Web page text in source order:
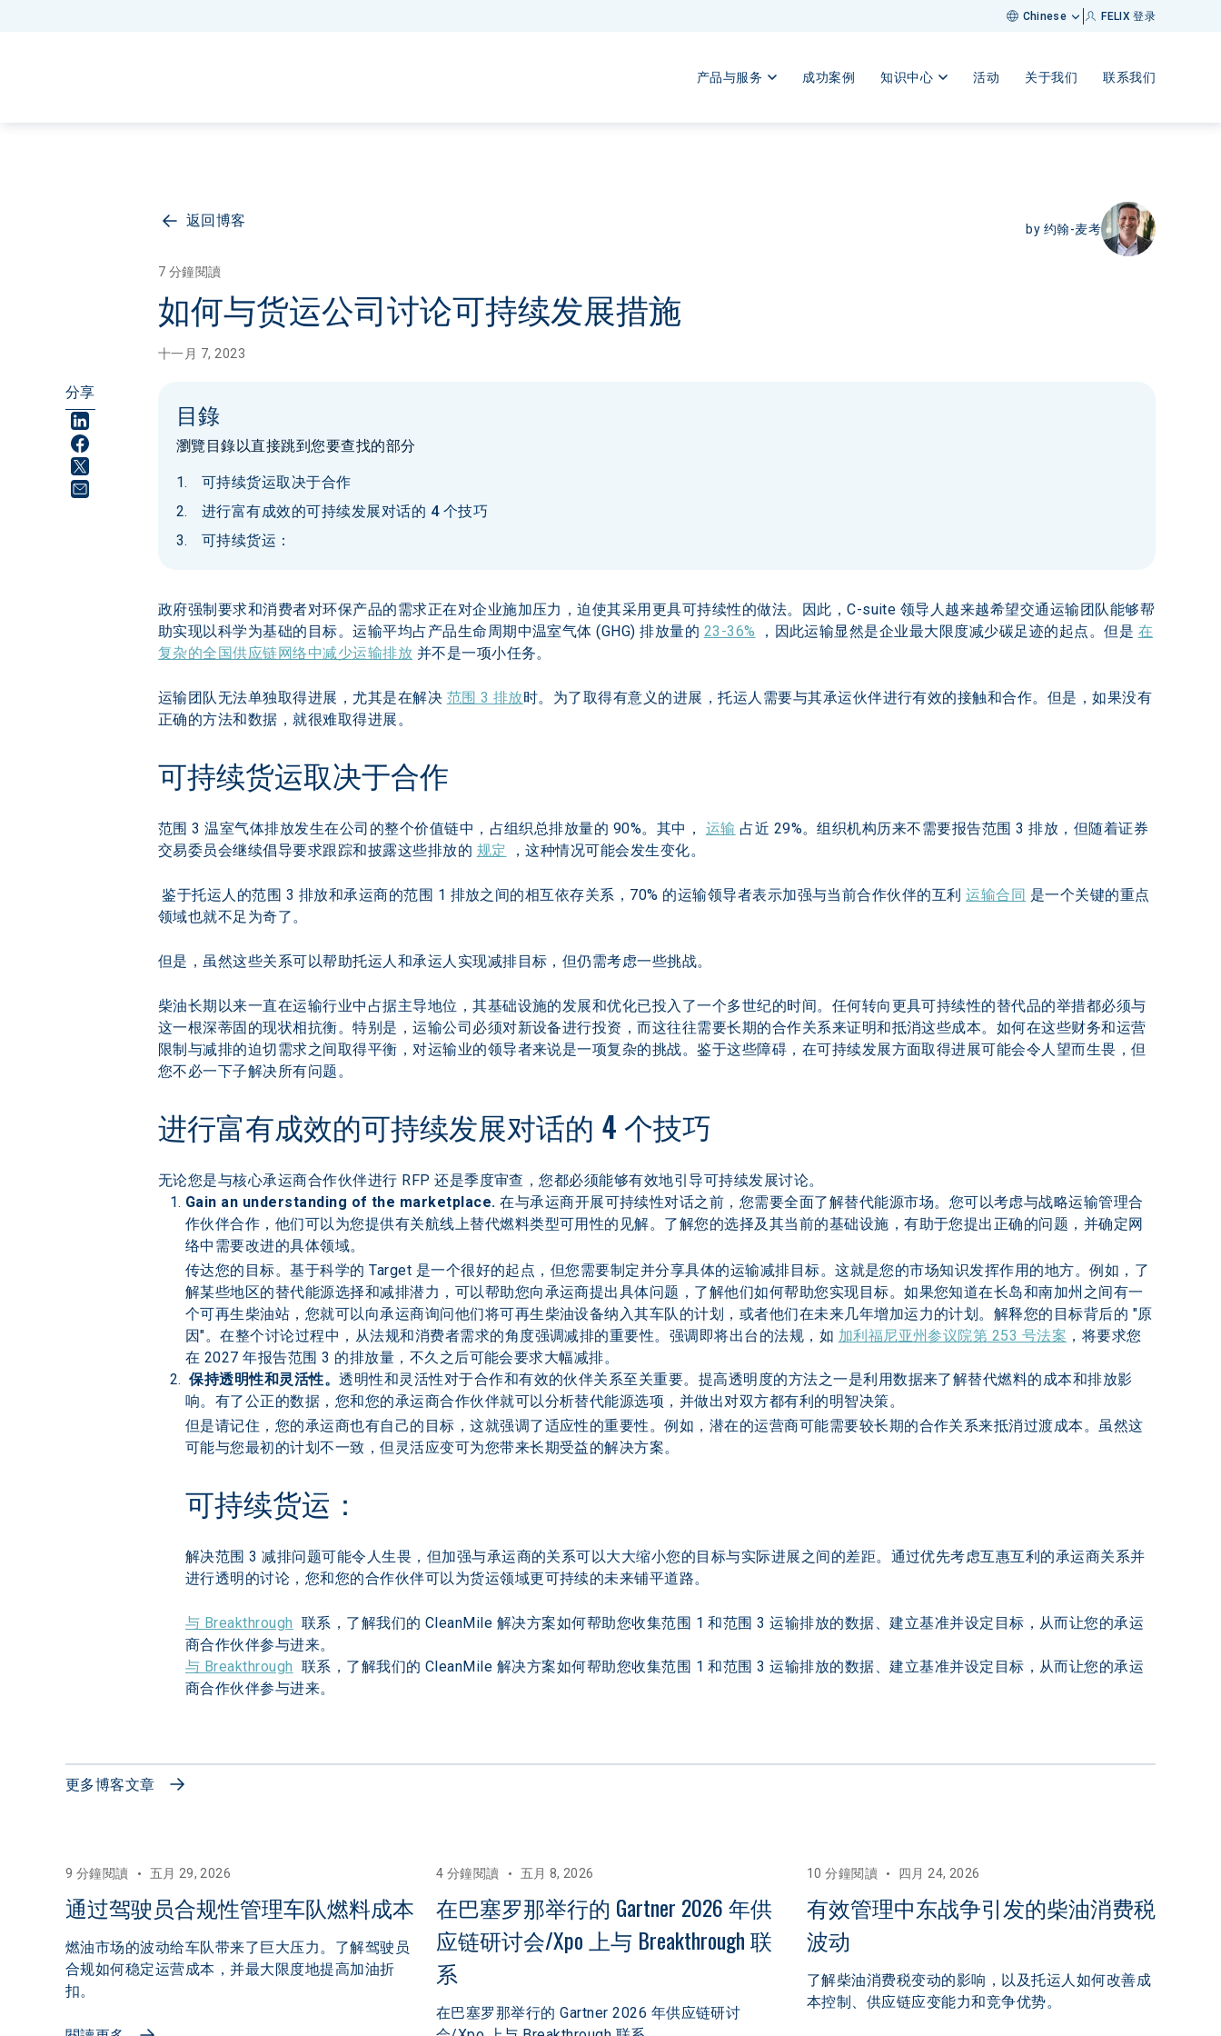
Chinese FELIX 登录
产品与服务 成功案例 知识中心 活动 关于我们 联系我们
返回博客 by 约翰-麦考
7 分鐘閱讀
如何与货运公司讨论可持续发展措施
十一月 7, 2023
分享
目錄
瀏覽目錄以直接跳到您要查找的部分
可持续货运取决于合作
进行富有成效的可持续发展对话的 4 个技巧
可持续货运：
政府强制要求和消费者对环保产品的需求正在对企业施加压力，迫使其采用更具可持续性的做法。因此，C-suite 领导人越来越希望交通运输团队能够帮
助实现以科学为基础的目标。运输平均占产品生命周期中温室气体 (GHG) 排放量的 23-36% ，因此运输显然是企业最大限度减少碳足迹的起点。但是 在
复杂的全国供应链网络中减少运输排放 并不是一项小任务。
运输团队无法单独取得进展，尤其是在解决 范围 3 排放时。为了取得有意义的进展，托运人需要与其承运伙伴进行有效的接触和合作。但是，如果没有
正确的方法和数据，就很难取得进展。
可持续货运取决于合作
范围 3 温室气体排放发生在公司的整个价值链中，占组织总排放量的 90%。其中， 运输 占近 29%。组织机构历来不需要报告范围 3 排放，但随着证券
交易委员会继续倡导要求跟踪和披露这些排放的 规定 ，这种情况可能会发生变化。
鉴于托运人的范围 3 排放和承运商的范围 1 排放之间的相互依存关系，70% 的运输领导者表示加强与当前合作伙伴的互利 运输合同 是一个关键的重点
领域也就不足为奇了。
但是，虽然这些关系可以帮助托运人和承运人实现减排目标，但仍需考虑一些挑战。
柴油长期以来一直在运输行业中占据主导地位，其基础设施的发展和优化已投入了一个多世纪的时间。任何转向更具可持续性的替代品的举措都必须与
这一根深蒂固的现状相抗衡。特别是，运输公司必须对新设备进行投资，而这往往需要长期的合作关系来证明和抵消这些成本。如何在这些财务和运营
限制与减排的迫切需求之间取得平衡，对运输业的领导者来说是一项复杂的挑战。鉴于这些障碍，在可持续发展方面取得进展可能会令人望而生畏，但
您不必一下子解决所有问题。
进行富有成效的可持续发展对话的 4 个技巧
无论您是与核心承运商合作伙伴进行 RFP 还是季度审查，您都必须能够有效地引导可持续发展讨论。
Gain an understanding of the marketplace. 在与承运商开展可持续性对话之前，您需要全面了解替代能源市场。您可以考虑与战略运输管理合
作伙伴合作，他们可以为您提供有关航线上替代燃料类型可用性的见解。了解您的选择及其当前的基础设施，有助于您提出正确的问题，并确定网
络中需要改进的具体领域。
传达您的目标。基于科学的 Target 是一个很好的起点，但您需要制定并分享具体的运输减排目标。这就是您的市场知识发挥作用的地方。例如，了
解某些地区的替代能源选择和减排潜力，可以帮助您向承运商提出具体问题，了解他们如何帮助您实现目标。如果您知道在长岛和南加州之间有一
个可再生柴油站，您就可以向承运商询问他们将可再生柴油设备纳入其车队的计划，或者他们在未来几年增加运力的计划。解释您的目标背后的 "原
因"。在整个讨论过程中，从法规和消费者需求的角度强调减排的重要性。强调即将出台的法规，如 加利福尼亚州参议院第 253 号法案 ，将要求您
在 2027 年报告范围 3 的排放量，不久之后可能会要求大幅减排。
保持透明性和灵活性。透明性和灵活性对于合作和有效的伙伴关系至关重要。提高透明度的方法之一是利用数据来了解替代燃料的成本和排放影
响。有了公正的数据，您和您的承运商合作伙伴就可以分析替代能源选项，并做出对双方都有利的明智决策。
但是请记住，您的承运商也有自己的目标，这就强调了适应性的重要性。例如，潜在的运营商可能需要较长期的合作关系来抵消过渡成本。虽然这
可能与您最初的计划不一致，但灵活应变可为您带来长期受益的解决方案。
可持续货运：
解决范围 3 减排问题可能令人生畏，但加强与承运商的关系可以大大缩小您的目标与实际进展之间的差距。通过优先考虑互惠互利的承运商关系并
进行透明的讨论，您和您的合作伙伴可以为货运领域更可持续的未来铺平道路。
与 Breakthrough 联系，了解我们的 CleanMile 解决方案如何帮助您收集范围 1 和范围 3 运输排放的数据、建立基准并设定目标，从而让您的承运
商合作伙伴参与进来。
与 Breakthrough 联系，了解我们的 CleanMile 解决方案如何帮助您收集范围 1 和范围 3 运输排放的数据、建立基准并设定目标，从而让您的承运
商合作伙伴参与进来。
更多博客文章
9 分鐘閱讀 五月 29, 2026
通过驾驶员合规性管理车队燃料成本
燃油市场的波动给车队带来了巨大压力。了解驾驶员
合规如何稳定运营成本，并最大限度地提高加油折
扣。
4 分鐘閱讀 五月 8, 2026
在巴塞罗那举行的 Gartner 2026 年供
应链研讨会/Xpo 上与 Breakthrough 联
系
在巴塞罗那举行的 Gartner 2026 年供应链研讨
10 分鐘閱讀 四月 24, 2026
有效管理中东战争引发的柴油消费税
波动
了解柴油消费税变动的影响，以及托运人如何改善成
本控制、供应链应变能力和竞争优势。